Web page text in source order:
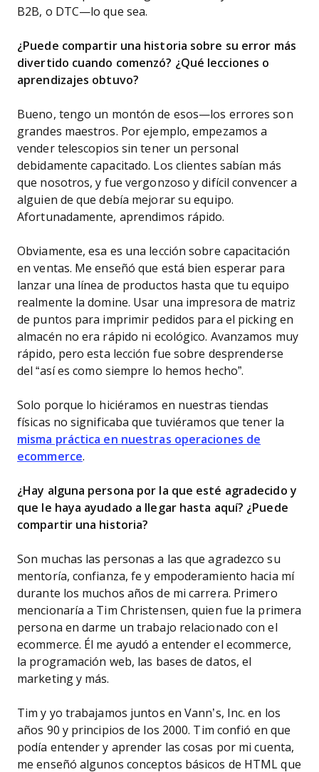
B2B, o DTC—lo que sea.
¿Puede compartir una historia sobre su error más
divertido cuando comenzó? ¿Qué lecciones o
aprendizajes obtuvo?
Bueno, tengo un montón de esos—los errores son
grandes maestros. Por ejemplo, empezamos a
vender telescopios sin tener un personal
debidamente capacitado. Los clientes sabían más
que nosotros, y fue vergonzoso y difícil convencer a
alguien de que debía mejorar su equipo.
Afortunadamente, aprendimos rápido.
Obviamente, esa es una lección sobre capacitación
en ventas. Me enseñó que está bien esperar para
lanzar una línea de productos hasta que tu equipo
realmente la domine. Usar una impresora de matriz
de puntos para imprimir pedidos para el picking en
almacén no era rápido ni ecológico. Avanzamos muy
rápido, pero esta lección fue sobre desprenderse
del “así es como siempre lo hemos hecho”.
Solo porque lo hiciéramos en nuestras tiendas
físicas no significaba que tuviéramos que tener la
misma práctica en nuestras operaciones de
ecommerce.
¿Hay alguna persona por la que esté agradecido y
que le haya ayudado a llegar hasta aquí? ¿Puede
compartir una historia?
Son muchas las personas a las que agradezco su
mentoría, confianza, fe y empoderamiento hacia mí
durante los muchos años de mi carrera. Primero
mencionaría a Tim Christensen, quien fue la primera
persona en darme un trabajo relacionado con el
ecommerce. Él me ayudó a entender el ecommerce,
la programación web, las bases de datos, el
marketing y más.
Tim y yo trabajamos juntos en Vann’s, Inc. en los
años 90 y principios de los 2000. Tim confió en que
podía entender y aprender las cosas por mi cuenta,
me enseñó algunos conceptos básicos de HTML que